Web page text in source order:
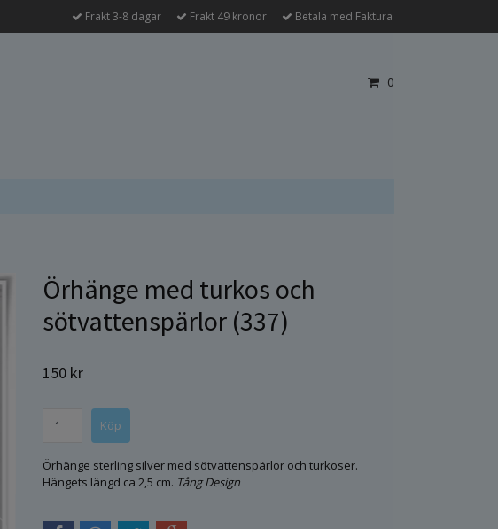
Frakt 3-8 dagar Frakt 49 kronor Betala med Faktura
0
Örhänge med turkos och
sötvattenspärlor (337)
150 kr
Örhänge sterling silver med sötvattenspärlor och turkoser.
Hängets längd ca 2,5 cm. Tång Design